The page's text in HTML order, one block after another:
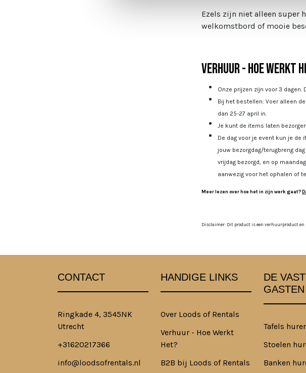
Ezels zijn niet alleen super
welkomstbord of mooie
Verhuur - Hoe werkt
Onze prijzen zijn voor 3 dagen.
Bij het bestellen: Voer alleen
dan 25-27 april in.
Je kunt de items laten
De dag voor je event kun je de
jouw bezorgdag/terugbreng
vrijdag bezorgd, en op
aanwezig voor het ophalen of
Meer lezen over hoe het in zijn werk gaat?
Disclaimer: Dit product is een verhuurproduct en
CONTACT
Ringkade 4, 3545NK
Utrecht
+31620217366
info@loodsofrentals.nl
HANDIGE LINKS
Over Loods of Rentals
Verhuur - Hoe Werkt
Het?
B2B bij Loods of Rentals
DE
GASTEN
Tafels
Stoelen
Banken